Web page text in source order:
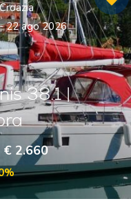
22 ago 2026
38.1 |
€ 2.660